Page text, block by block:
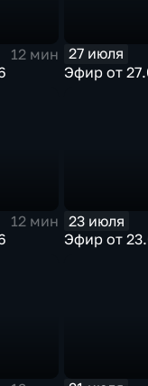
12 мин
27 июля
Эфир от
12 мин
23 июля
Эфир от